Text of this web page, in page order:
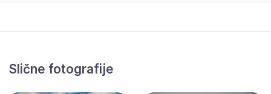
Slične fotografije